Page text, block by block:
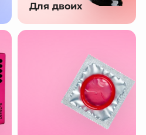
Для двоих